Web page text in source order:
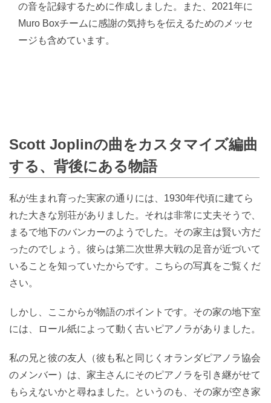
の音を記録するために作成しました。また、2021年に
Muro Boxチームに感謝の気持ちを伝えるためのメッセ
ージも含めています。
Scott Joplinの曲をカスタマイズ編曲
する、背後にある物語
私が生まれ育った実家の通りには、1930年代頃に建てら
れた大きな別荘がありました。それは非常に丈夫そうで、
まるで地下のバンカーのようでした。その家主は賢い方だ
ったのでしょう。彼らは第二次世界大戦の足音が近づいて
いることを知っていたからです。こちらの写真をご覧くだ
さい。
しかし、ここからが物語のポイントです。その家の地下室
には、ロール紙によって動く古いピアノラがありました。
私の兄と彼の友人（彼も私と同じくオランダピアノラ協会
のメンバー）は、家主さんにそのピアノラを引き継がせて
もらえないかと尋ねました。というのも、その家が空き家